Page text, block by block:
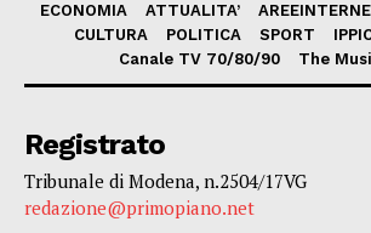
ECONOMIA ATTUALITA’ AREEINTERNE
CULTURA
POLITICA SPORT
Canale TV 70/80/90
The
Registrato
Tribunale di Modena, n.2504/17VG
redazione@primopiano.net